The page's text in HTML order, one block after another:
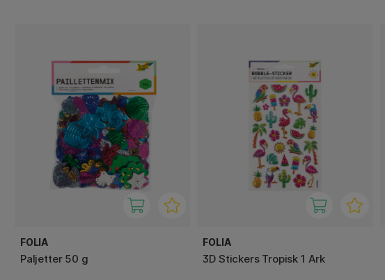
FOLIA
Paljetter 50 g
FOLIA
3D Stickers Tropisk 1 Ark